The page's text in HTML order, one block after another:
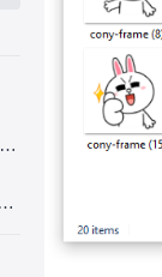
How to apply animation effects to objects in GIFs
如何在動畫 GIF/WebP/MP4 上插入 Alpha 通道圖像